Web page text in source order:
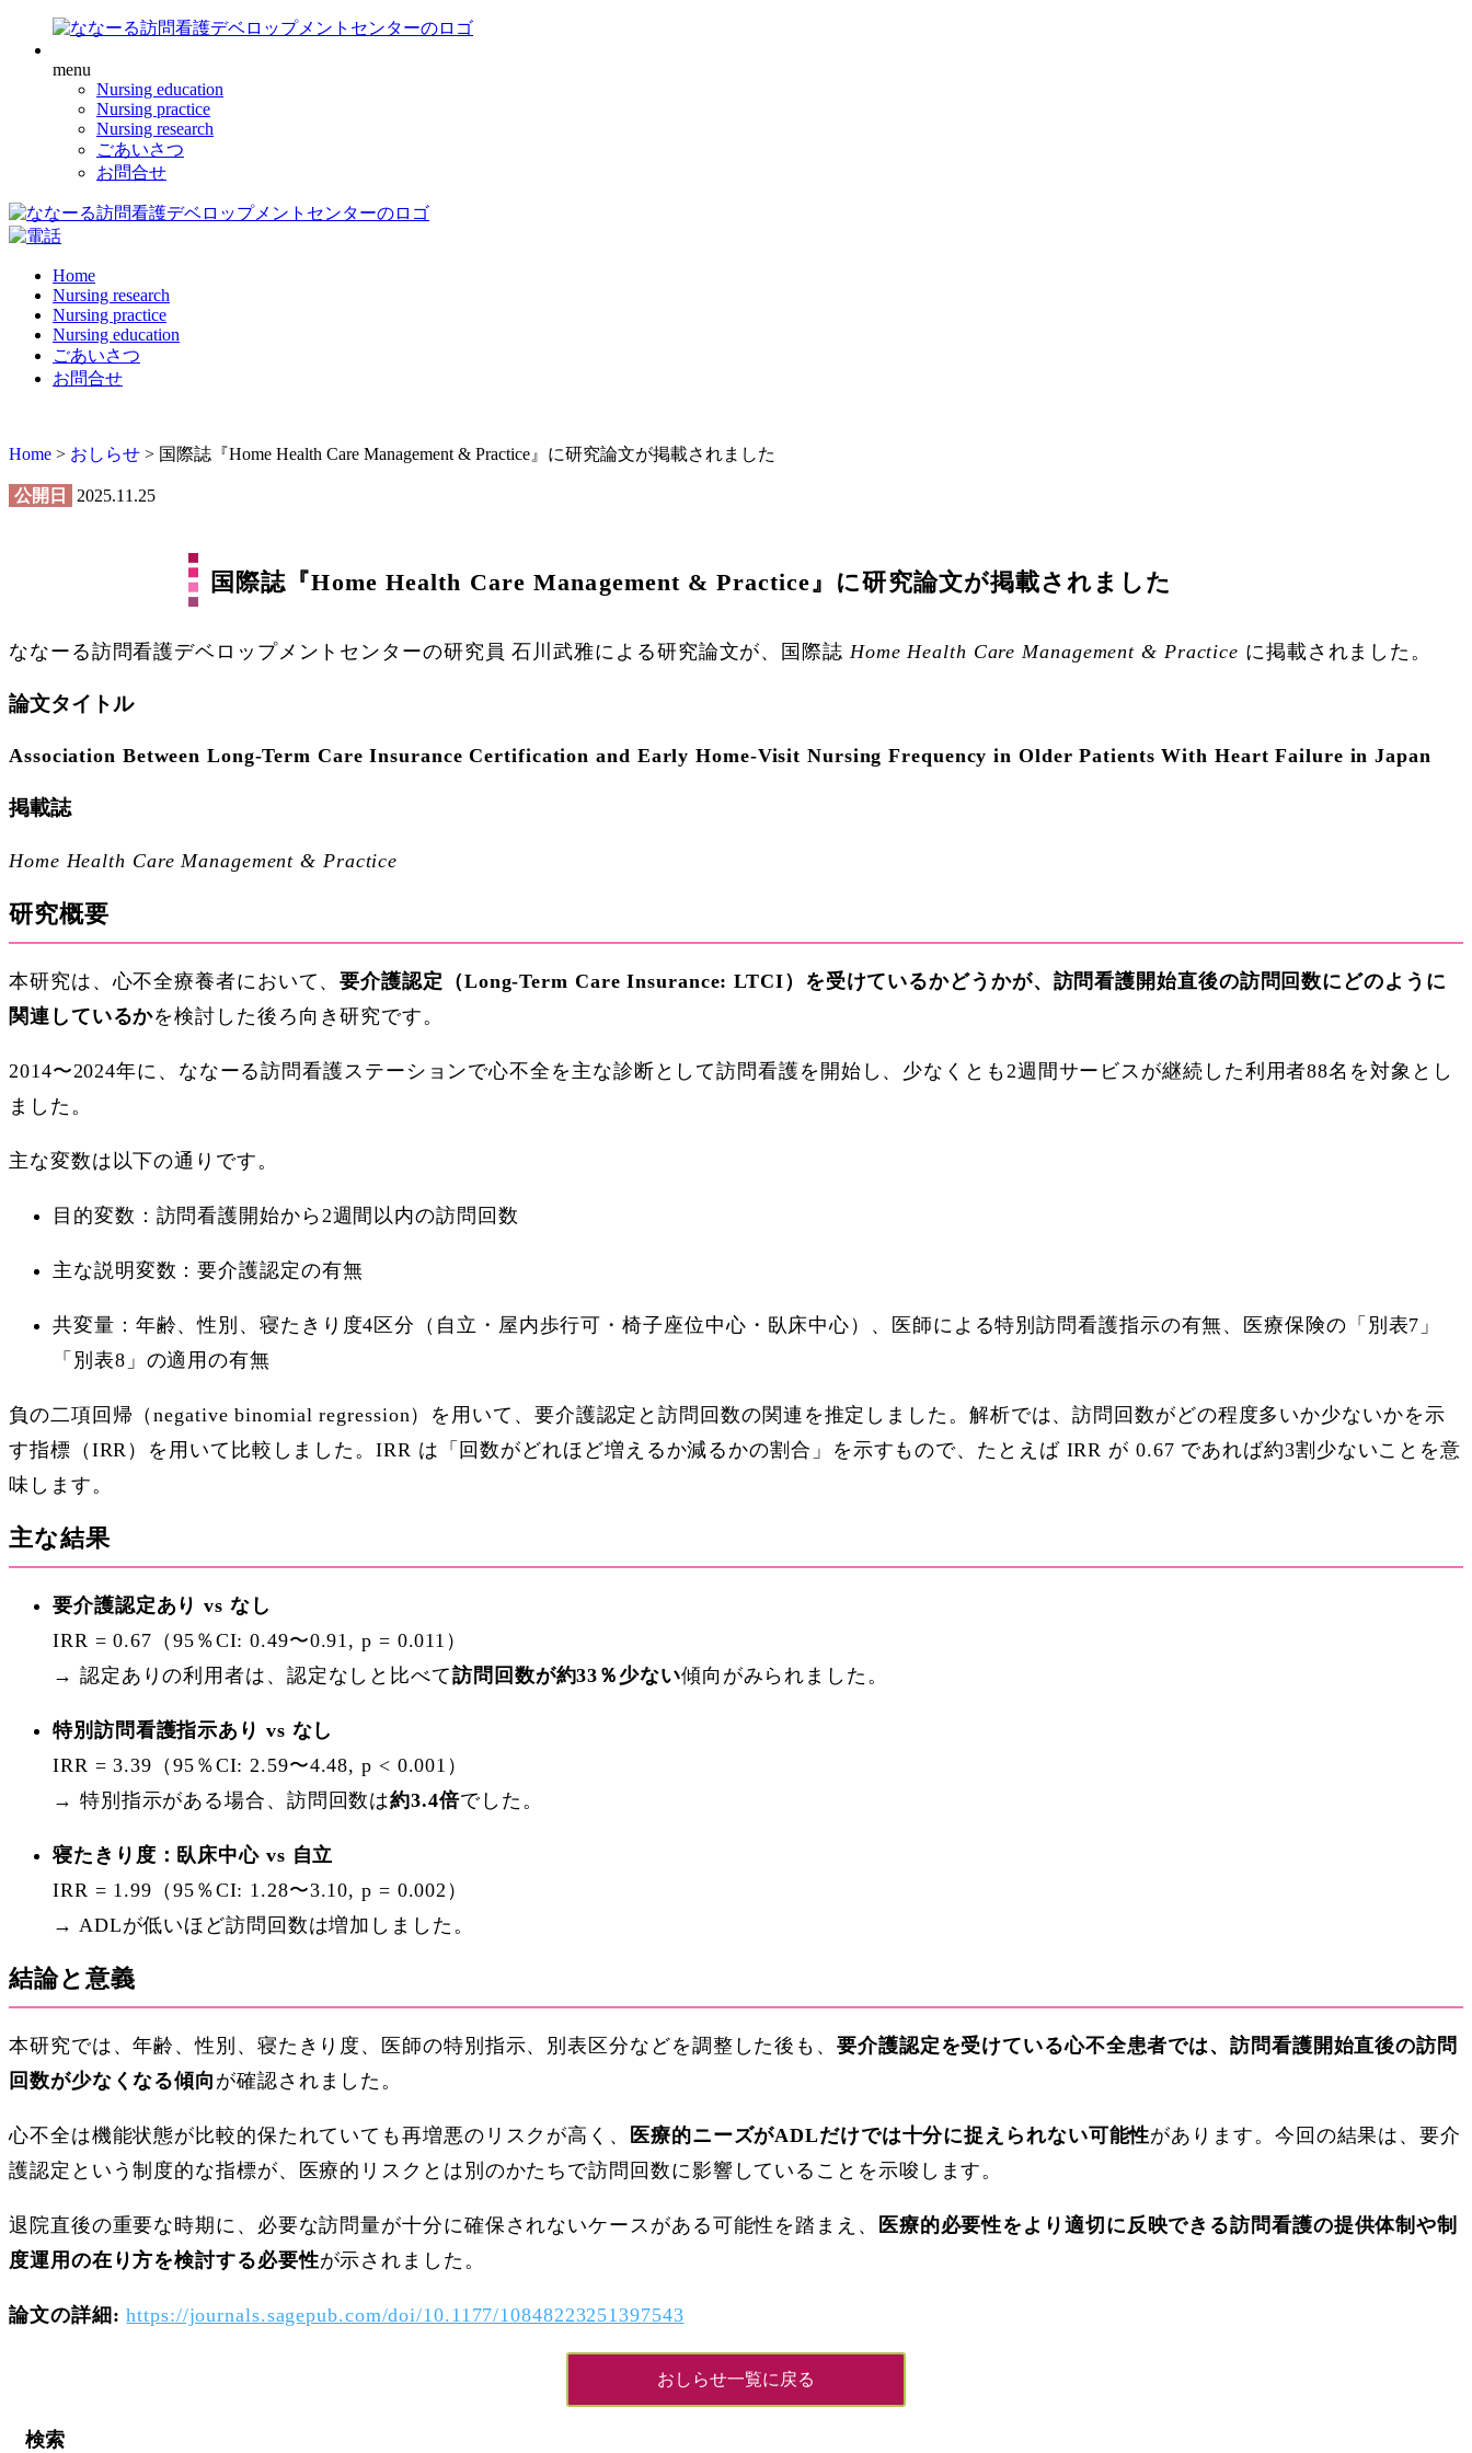
menu
Nursing education
Nursing practice
Nursing research
ごあいさつ
お問合せ
Home
Nursing research
Nursing practice
Nursing education
ごあいさつ
お問合せ
Home > おしらせ > 国際誌『Home Health Care Management & Practice』に研究論文が掲載されました
公開日 2025.11.25
国際誌『Home Health Care Management & Practice』に研究論文が掲載されました
ななーる訪問看護デベロップメントセンターの研究員 石川武雅による研究論文が、国際誌 Home Health Care Management & Practice に掲載されました。
論文タイトル
Association Between Long-Term Care Insurance Certification and Early Home-Visit Nursing Frequency in Older Patients With Heart Failure in Japan
掲載誌
Home Health Care Management & Practice
研究概要
本研究は、心不全療養者において、要介護認定（Long-Term Care Insurance: LTCI）を受けているかどうかが、訪問看護開始直後の訪問回数にどのように
関連しているかを検討した後ろ向き研究です。
2014〜2024年に、ななーる訪問看護ステーションで心不全を主な診断として訪問看護を開始し、少なくとも2週間サービスが継続した利用者88名を対象とし
ました。
主な変数は以下の通りです。
目的変数：訪問看護開始から2週間以内の訪問回数
主な説明変数：要介護認定の有無
共変量：年齢、性別、寝たきり度4区分（自立・屋内歩行可・椅子座位中心・臥床中心）、医師による特別訪問看護指示の有無、医療保険の「別表7」
「別表8」の適用の有無
負の二項回帰（negative binomial regression）を用いて、要介護認定と訪問回数の関連を推定しました。解析では、訪問回数がどの程度多いか少ないかを示
す指標（IRR）を用いて比較しました。IRR は「回数がどれほど増えるか減るかの割合」を示すもので、たとえば IRR が 0.67 であれば約3割少ないことを意
味します。
主な結果
要介護認定あり vs なし
IRR = 0.67（95％CI: 0.49〜0.91, p = 0.011）
→ 認定ありの利用者は、認定なしと比べて訪問回数が約33％少ない傾向がみられました。
特別訪問看護指示あり vs なし
IRR = 3.39（95％CI: 2.59〜4.48, p < 0.001）
→ 特別指示がある場合、訪問回数は約3.4倍でした。
寝たきり度：臥床中心 vs 自立
IRR = 1.99（95％CI: 1.28〜3.10, p = 0.002）
→ ADLが低いほど訪問回数は増加しました。
結論と意義
本研究では、年齢、性別、寝たきり度、医師の特別指示、別表区分などを調整した後も、 要介護認定を受けている心不全患者では、訪問看護開始直後の訪問
回数が少なくなる傾向 が確認されました。
心不全は機能状態が比較的保たれていても再増悪のリスクが高く、 医療的ニーズがADLだけでは十分に捉えられない可能性があります。今回の結果は、要介
護認定という制度的な指標が、医療的リスクとは別のかたちで訪問回数に影響していることを示唆します。
退院直後の重要な時期に、必要な訪問量が十分に確保されないケースがある可能性を踏まえ、
医療的必要性をより適切に反映できる訪問看護の提供体制や制
度運用の在り方を検討する必要性が示されました。
論文の詳細:https://journals.sagepub.com/doi/10.1177/10848223251397543
おしらせ一覧に戻る
検索